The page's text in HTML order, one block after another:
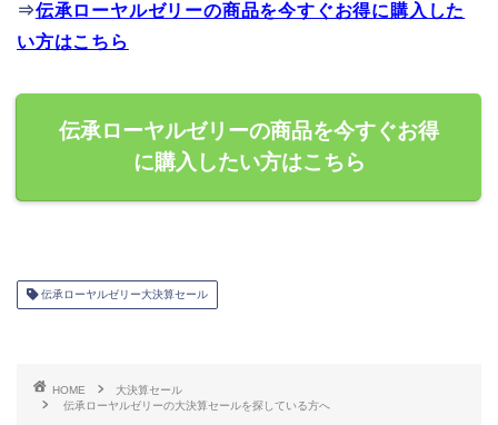
⇒伝承ローヤルゼリーの商品を今すぐお得に購入した
い方はこちら
伝承ローヤルゼリーの商品を今すぐお得
に購入したい方はこちら
伝承ローヤルゼリー大決算セール
HOME
大決算セール
伝承ローヤルゼリーの大決算セールを探している方へ